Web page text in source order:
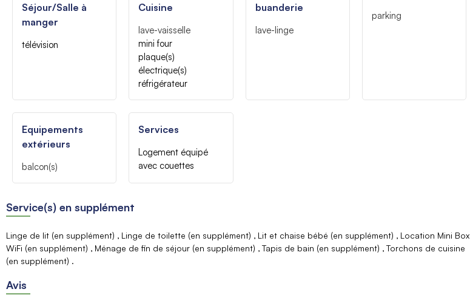
Séjour/Salle à
manger
télévision
Cuisine
lave-vaisselle
mini four
plaque(s)
électrique(s)
réfrigérateur
buanderie
lave-linge
parking
Equipements
extérieurs
balcon(s)
Services
Logement équipé
avec couettes
Service(s) en supplément
Linge de lit (en supplément) Linge de toilette (en supplément) Lit et chaise bébé (en supplément)
Location Mini Box
WiFi (en supplément)
Ménage de fin de séjour (en supplément) Tapis de bain (en supplément)
Torchons de cuisine
(en supplément)
Avis